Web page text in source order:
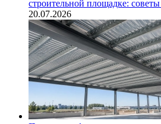
строительной площадке:
20.07.2026